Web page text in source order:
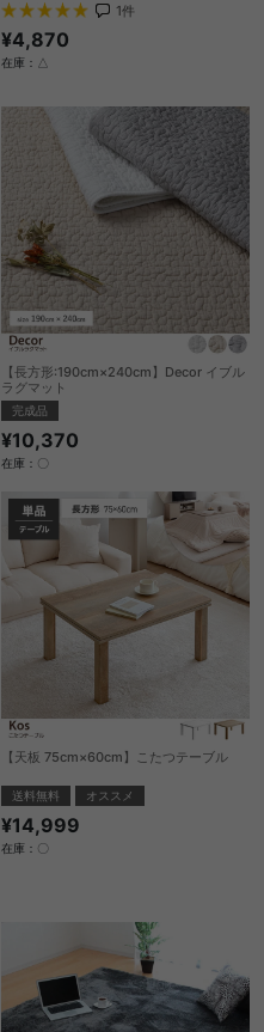
1件
¥4,870
在庫：△
【長方形:190cm×240cm】Decor イブル
ラグマット
完成品
¥10,370
在庫：〇
【天板 75cm×60cm】こたつテーブル
送料無料 オススメ
¥14,999
在庫：〇